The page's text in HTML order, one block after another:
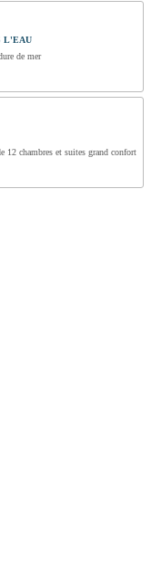
L'EAU
de mer
12 chambres et suites grand confort